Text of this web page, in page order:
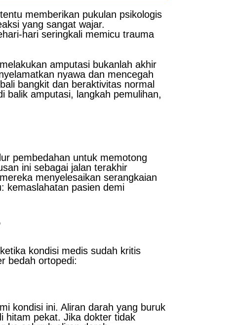
tentu memberikan pukulan psikologis
yang sangat wajar.
hari seringkali memicu trauma
amputasi bukanlah akhir
nyawa dan mencegah
bangkit dan beraktivitas normal
balik amputasi, langkah pemulihan,
pembedahan untuk memotong
ini sebagai jalan terakhir
menyelesaikan serangkaian
kemaslahatan pasien demi
kondisi medis sudah kritis
bedah ortopedi:
kondisi ini. Aliran darah yang buruk
hitam pekat. Jika dokter tidak